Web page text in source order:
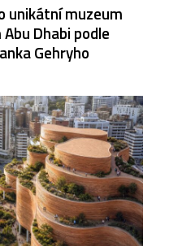
unikátní muzeum
Dhabi podle
Gehryho